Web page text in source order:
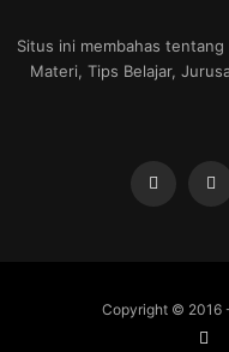
Situs ini membahas
Materi, Tips Belajar,
Copyright © 2016